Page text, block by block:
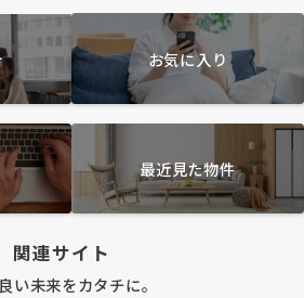
お気に入り
最近見た物件
関連サイト
い未来をカタチに。